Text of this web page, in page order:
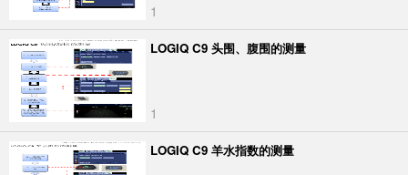
1
LOGIQ C9 头围、腹围的测量
1
LOGIQ C9 羊水指数的测量